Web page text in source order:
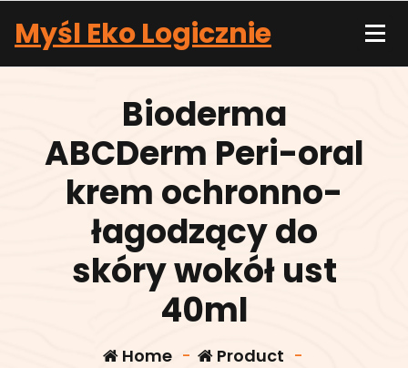
content
Myśl Eko Logicznie
Bioderma
ABCDerm Peri-oral
krem ochronno-
łagodzący do
skóry wokół ust
40ml
Home- Product -